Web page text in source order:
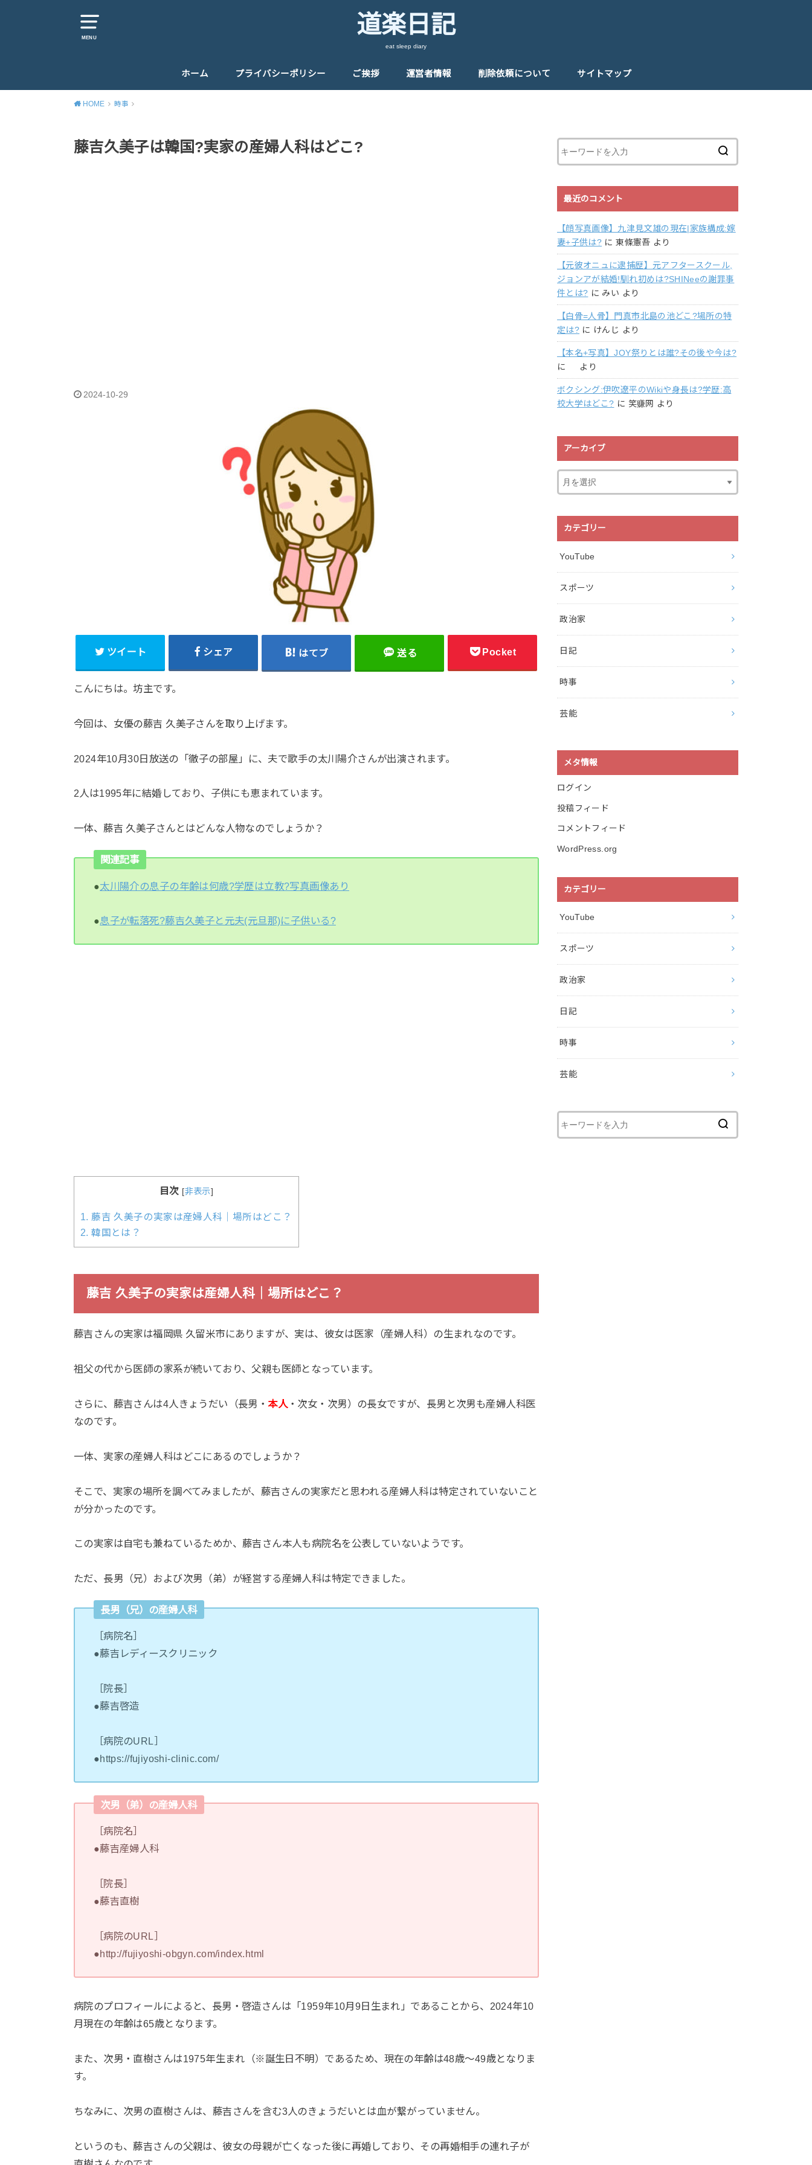
MENU 道楽日記
eat sleep diary
ホーム プライバシーポリシー ご挨拶 運営者情報 削除依頼について サイトマップ
HOME 時事
藤吉久美子は韓国?実家の産婦人科はどこ?
2024-10-29
ツイート シェア はてブ 送る Pocket
こんにちは。坊主です。
今回は、女優の藤吉 久美子さんを取り上げます。
2024年10月30日放送の「徹子の部屋」に、夫で歌手の太川陽介さんが出演されます。
2人は1995年に結婚しており、子供にも恵まれています。
一体、藤吉 久美子さんとはどんな人物なのでしょうか？
関連記事
●太川陽介の息子の年齢は何歳?学歴は立教?写真画像あり
●息子が転落死?藤吉久美子と元夫(元旦那)に子供いる?
目次 [非表示]
1. 藤吉 久美子の実家は産婦人科｜場所はどこ？
2. 韓国とは？
藤吉 久美子の実家は産婦人科｜場所はどこ？
藤吉さんの実家は福岡県 久留米市にありますが、実は、彼女は医家（産婦人科）の生まれなのです。
祖父の代から医師の家系が続いており、父親も医師となっています。
さらに、藤吉さんは4人きょうだい（長男・本人 ・次女・次男）の長女ですが、長男と次男も産婦人科医
なのです。
一体、実家の産婦人科はどこにあるのでしょうか？
そこで、実家の場所を調べてみましたが、藤吉さんの実家だと思われる産婦人科は特定されていないこと
が分かったのです。
この実家は自宅も兼ねているためか、藤吉さん本人も病院名を公表していないようです。
ただ、長男（兄）および次男（弟）が経営する産婦人科は特定できました。
長男（兄）の産婦人科
［病院名］
●藤吉レディースクリニック
［院長］
●藤吉啓造
［病院のURL］
●https://fujiyoshi-clinic.com/
次男（弟）の産婦人科
［病院名］
●藤吉産婦人科
［院長］
●藤吉直樹
［病院のURL］
●http://fujiyoshi-obgyn.com/index.html
病院のプロフィールによると、長男・啓造さんは「1959年10月9日生まれ」であることから、2024年10
月現在の年齢は65歳となります。
また、次男・直樹さんは1975年生まれ（※誕生日不明）であるため、現在の年齢は48歳～49歳となりま
す。
ちなみに、次男の直樹さんは、藤吉さんを含む3人のきょうだいとは血が繋がっていません。
というのも、藤吉さんの父親は、彼女の母親が亡くなった後に再婚しており、その再婚相手の連れ子が
最近のコメント
【顔写真画像】九津見文雄の現在|家族構成:嫁
妻+子供は? に東條憲吾 より
【元彼オニュに逮捕歴】元アフタースクール,
ジョンアが結婚!馴れ初めは?SHINeeの謝罪事
件とは? に みい より
【白骨=人骨】門真市北島の池どこ?場所の特
定は? に けんじ より
【本名+写真】JOY祭りとは誰?その後や今は?
に
より
ボクシング:伊吹遼平のWikiや身長は?学歴:高
校大学はどこ? に 笑赚网 より
アーカイブ
カテゴリー
YouTube
スポーツ
政治家
日記
時事
芸能
メタ情報
ログイン
投稿フィード
コメントフィード
WordPress.org
カテゴリー
YouTube
スポーツ
政治家
日記
時事
芸能